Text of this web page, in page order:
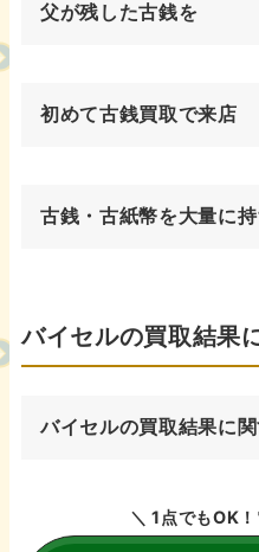
父が残した古銭を
初めて古銭買取で来店
古銭・古紙幣を大量に
バイセルの買取結果
バイセルの買取結果に
＼ 1点でもOK